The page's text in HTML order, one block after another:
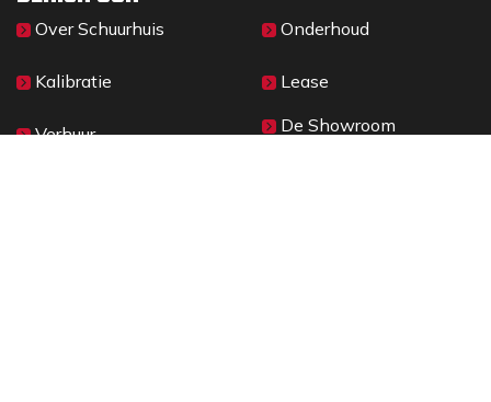
Over Sc​huurhuis
Kalibratie
Verhuur
Onderhoud
Lease
De Showroom